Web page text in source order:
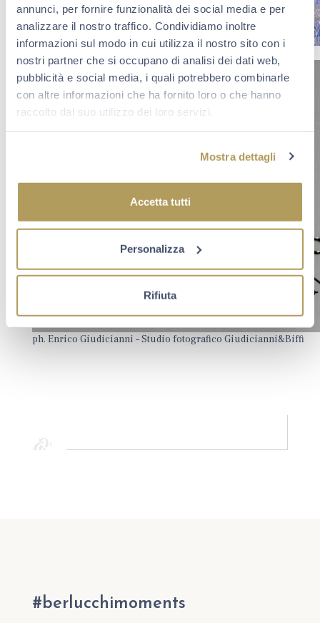
annunci, per fornire funzionalità dei social media e per
analizzare il nostro traffico. Condividiamo inoltre
informazioni sul modo in cui utilizza il nostro sito con i
nostri partner che si occupano di analisi dei dati web,
pubblicità e social media, i quali potrebbero combinarle
con altre informazioni che ha fornito loro o che hanno
raccolto dal suo utilizzo dei loro servizi.
Mostra dettagli
Accetta tutti
Personalizza
Rifiuta
ph. Enrico Giudicianni – Studio fotografico Giudicianni&Biffi
#berlucchimoments